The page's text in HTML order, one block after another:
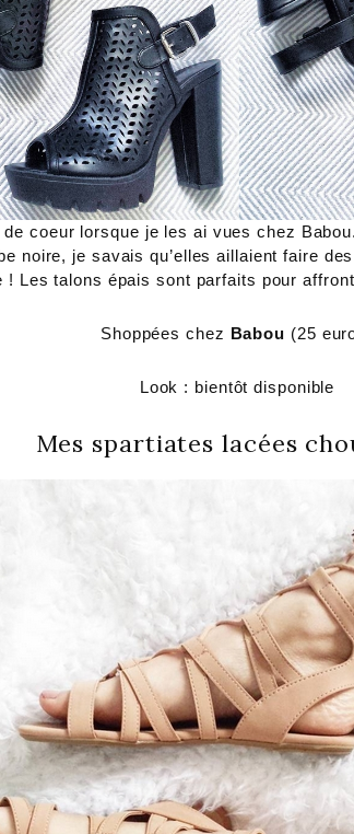
de coeur lorsque je les ai vues chez
noire, je savais qu’elles aillaient faire
! Les talons épais sont parfaits pour
Shoppées chez Babou (25
Look : bientôt disponible
Mes spartiates lacées